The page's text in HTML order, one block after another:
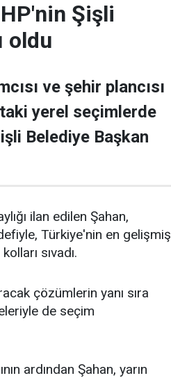
Şişli
oldu
ve şehir plancısı
yerel seçimlerde
Belediye Başkan
ilan edilen Şahan,
Türkiye'nin en gelişmiş
sıvadı.
çözümlerin yanı sıra
de seçim
ardından Şahan, yarın